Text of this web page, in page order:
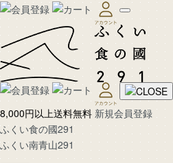
8,000円以上送料無料 新規会員登録
ふくい食の國291
ふくい南青山291